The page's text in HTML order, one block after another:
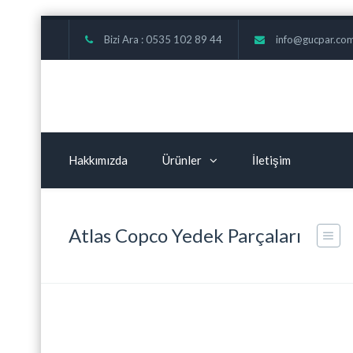
Bizi Ara : 0535 102 89 44
Hakkımızda Ürünler İletişim
Atlas Copco Yedek Parçaları